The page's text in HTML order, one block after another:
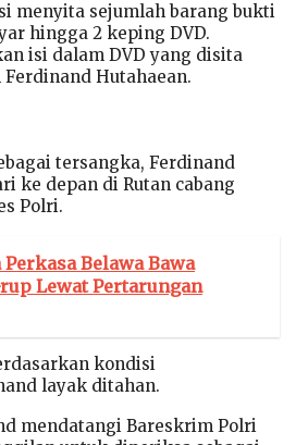
menyita sejumlah barang bukti
hingga 2 keping DVD.
isi dalam DVD yang disita
Hutahaean.
tersangka, Ferdinand
ke depan di Rutan cabang
Polri.
Perkasa Belawa Bawa
Lewat Pertarungan
kondisi
layak ditahan.
mendatangi Bareskrim Polri